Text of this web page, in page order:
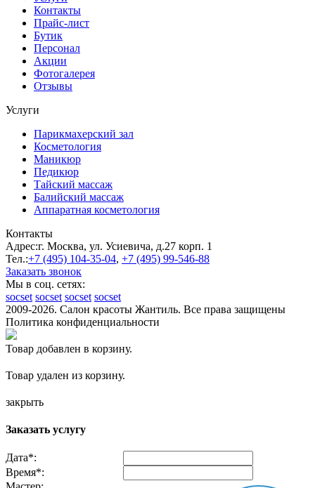
Контакты
Прайс-лист
Бутик
Персонал
Акции
Фотогалерея
Отзывы
Услуги
Парикмахерский зал
Косметология
Маникюр
Педикюр
Тайский массаж
Балийский массаж
Аппаратная косметология
Контакты
Адрес:г. Москва, ул. Усиевича, д.27 корп. 1
Тел.:+7 (495) 104-35-04, +7 (495) 99-546-88
Заказать звонок
Мы в соц. сетях:
socset socset socset socset
2009-2026. Салон красоты Жантиль. Все права защищены
Политика конфиденциальности
Товар добавлен в корзину.
Товар удален из корзину.
закрыть
Заказать услугу
Дата*:
Время*: